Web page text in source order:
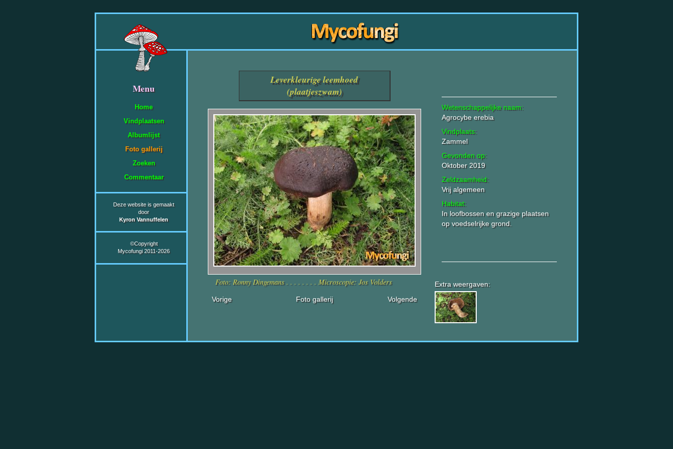
Menu
Home
Vindplaatsen
Albumlijst
Foto gallerij
Zoeken
Commentaar
Deze website is gemaakt
door
Kyron Vannuffelen
©Copyright
Mycofungi 2011-2026
Leverkleurige leemhoed
(plaatjeszwam)
Wetenschappelijke naam:
Agrocybe erebia
Vindplaats:
Zammel
Gevonden op:
Oktober 2019
Zeldzaamheid:
Vrij algemeen
Habitat:
In loofbossen en grazige plaatsen
op voedselrijke grond.
Extra weergaven:
Foto: Ronny Dingemans . . . . . . . . Microscopie: Jos Volders
Volgende
Vorige Foto gallerij